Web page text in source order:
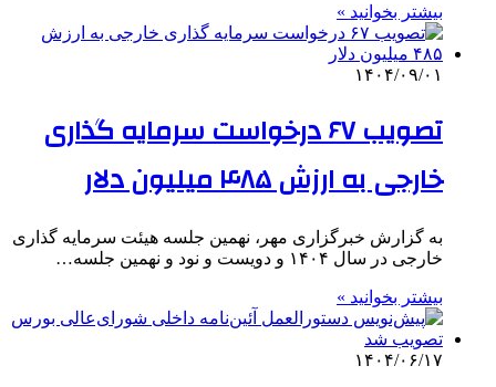
بیشتر بخوانید »
۱۴۰۴/۰۹/۰۱
تصویب ۶۷ درخواست سرمایه گذاری
خارجی به ارزش ۴۸۵ میلیون دلار
به گزارش خبرگزاری مهر، نهمین جلسه هیئت سرمایه گذاری
خارجی در سال ۱۴۰۴ و دویست و نود و نهمین جلسه…
بیشتر بخوانید »
۱۴۰۴/۰۶/۱۷